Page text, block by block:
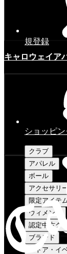
キャロウェイア
規登録
ショッピン
クラブ
アパレル
ボール
アクセサリー
限定アイテ
ウィメンズ
認定中古ク
ブランド
ストア・イ